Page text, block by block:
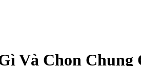
Và Chọn